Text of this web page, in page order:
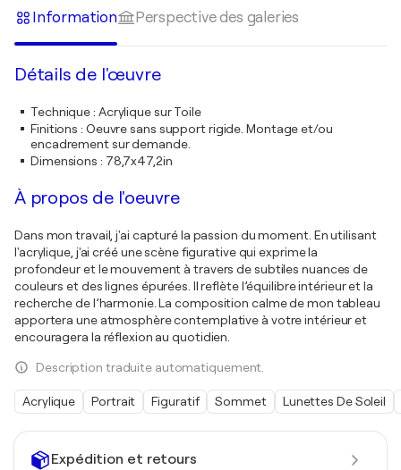
Expédition et retours
Information Perspective des galeries
Détails de l'œuvre
Technique: Acrylique sur Toile
Finitions : Oeuvre sans support rigide. Montage et/ou
encadrement sur demande.
Dimensions : 78,7x47,2in
À propos de l'oeuvre
Dans mon travail, j'ai capturé la passion du moment. En utilisant
l'acrylique, j'ai créé une scène figurative qui exprime la
profondeur et le mouvement à travers de subtiles nuances de
couleurs et des lignes épurées. Il reflète l’équilibre intérieur et la
recherche de l’harmonie. La composition calme de mon tableau
apportera une atmosphère contemplative à votre intérieur et
encouragera la réflexion au quotidien.
Description traduite automatiquement.
Acrylique Portrait Figuratif Sommet Lunettes De Soleil